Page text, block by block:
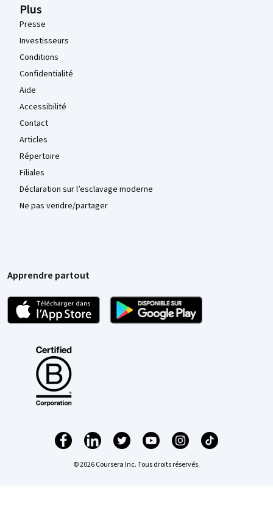
Plus
Presse
Investisseurs
Conditions
Confidentialité
Aide
Accessibilité
Contact
Articles
Répertoire
Filiales
Déclaration sur l’esclavage moderne
Ne pas vendre/partager
Apprendre partout
© 2026 Coursera Inc. Tous droits réservés.